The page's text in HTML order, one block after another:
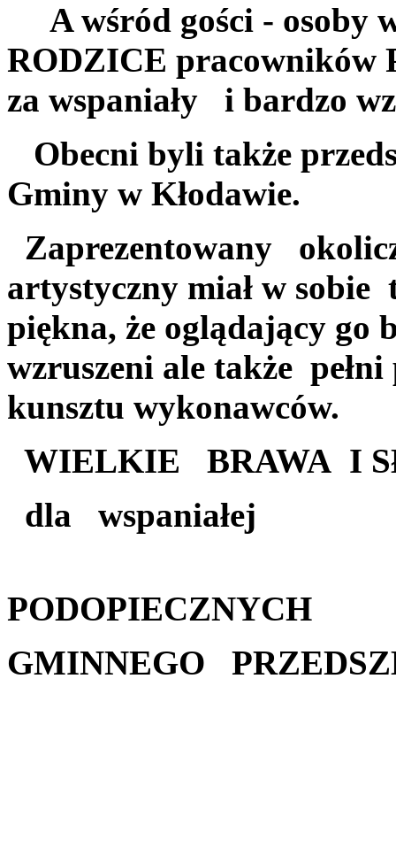
A wśród gości - osoby
RODZICE
za wspaniały i bardzo
Obecni byli także
Gminy w Kłodawie.
Zaprezentowany
artystyczny miał w
piękna, że oglądający go
wzruszeni ale także
kunsztu wykonawców.
WIELKIE BRAWA I
dla wspaniałej
PODOPIECZNYCH
GMINNEGO